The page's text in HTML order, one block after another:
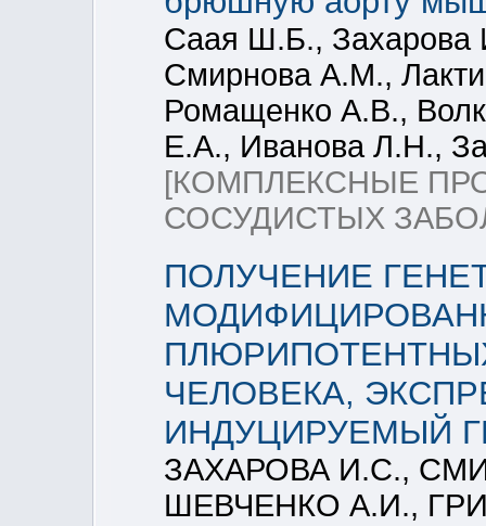
Саая Ш.Б.,
Смирнова А.М.,
Ромащенко А.В.,
Е.А., Иванова Л.Н.,
[КОМПЛЕКСНЫЕ
СОСУДИСТЫХ
ПОЛУЧЕНИЕ
ЧЕЛОВЕКА,
ИНДУЦИРУЕМЫЙ
ЗАХАРОВА И.С.,
ШЕВЧЕНКО А.И.,